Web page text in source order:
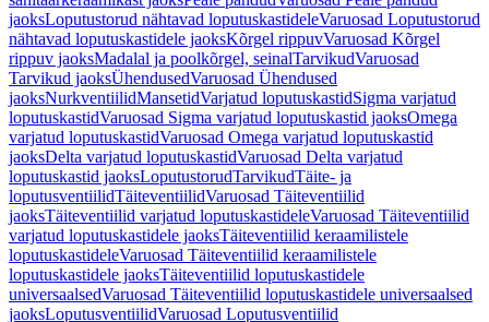
jaoksLoputustorud nähtavad loputuskastideleVaruosad Loputustorud
nähtavad loputuskastidele jaoksKõrgel rippuvVaruosad Kõrgel
rippuv jaoksMadalal ja poolkõrgel, seinalTarvikudVaruosad
Tarvikud jaoksÜhendusedVaruosad Ühendused
jaoksNurkventiilidMansetidVarjatud loputuskastidSigma varjatud
loputuskastidVaruosad Sigma varjatud loputuskastid jaoksOmega
varjatud loputuskastidVaruosad Omega varjatud loputuskastid
jaoksDelta varjatud loputuskastidVaruosad Delta varjatud
loputuskastid jaoksLoputustorudTarvikudTäite- ja
loputusventiilidTäiteventiilidVaruosad Täiteventiilid
jaoksTäiteventiilid varjatud loputuskastideleVaruosad Täiteventiilid
varjatud loputuskastidele jaoksTäiteventiilid keraamilistele
loputuskastideleVaruosad Täiteventiilid keraamilistele
loputuskastidele jaoksTäiteventiilid loputuskastidele
universaalsedVaruosad Täiteventiilid loputuskastidele universaalsed
jaoksLoputusventiilidVaruosad Loputusventiilid